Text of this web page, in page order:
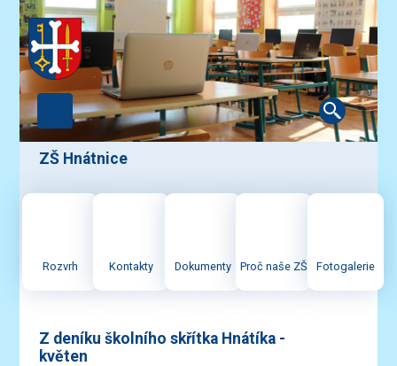
ZŠ Hnátnice
Z deníku školního skřítka Hnátíka -
květen